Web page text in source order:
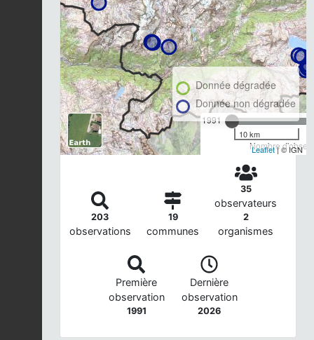
1991
Nombre
Donnée dégradée
Donnée non dégradée
10 km
Leaflet| © IGN
203
observations
19
communes
35
observateurs
2
organismes
Première
observation
1991
Dernière
observation
2026